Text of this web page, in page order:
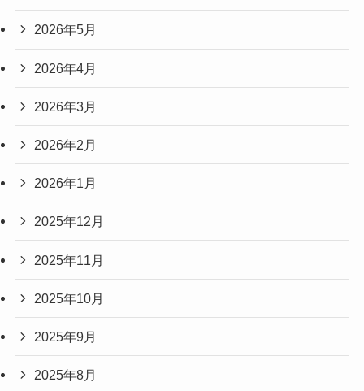
2026年5月
2026年4月
2026年3月
2026年2月
2026年1月
2025年12月
2025年11月
2025年10月
2025年9月
2025年8月